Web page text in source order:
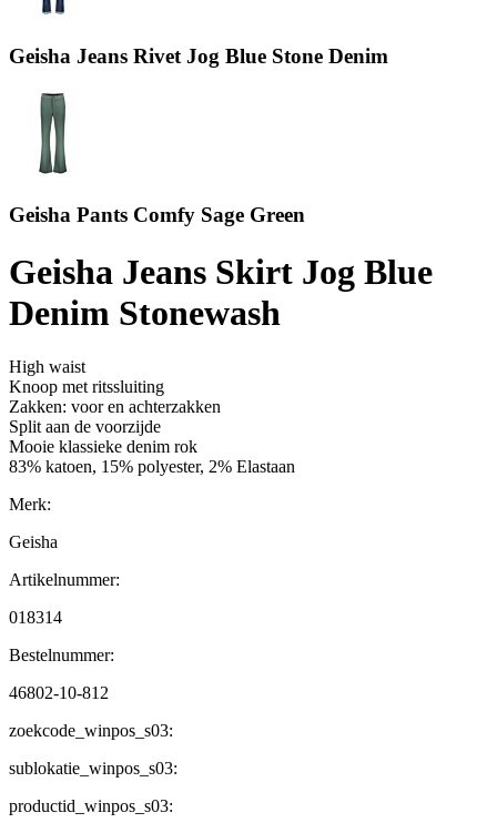
Geisha Jeans Rivet Jog Blue Stone Denim
Geisha Pants Comfy Sage Green
Geisha Jeans Skirt Jog Blue
Denim Stonewash
High waist
Knoop met ritssluiting
Zakken: voor en achterzakken
Split aan de voorzijde
Mooie klassieke denim rok
83% katoen, 15% polyester, 2% Elastaan
Merk:
Geisha
Artikelnummer:
018314
Bestelnummer:
46802-10-812
zoekcode_winpos_s03:
sublokatie_winpos_s03:
productid_winpos_s03: